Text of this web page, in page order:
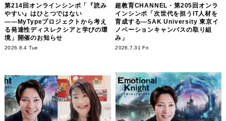
第214回オンラインシンポ「『読み
やすい』はひとつではない
――MyTypeプロジェクトから考え
る発達性ディスレクシアと学びの環
境」開催のお知らせ
2026.8.4 Tue
超教育CHANNEL・第205回オンラ
インシンポ「次世代を担うIT人材を
育成する―SAK University 東京イ
ノベーションキャンパスの取り組
み」
2026.7.31 Fri